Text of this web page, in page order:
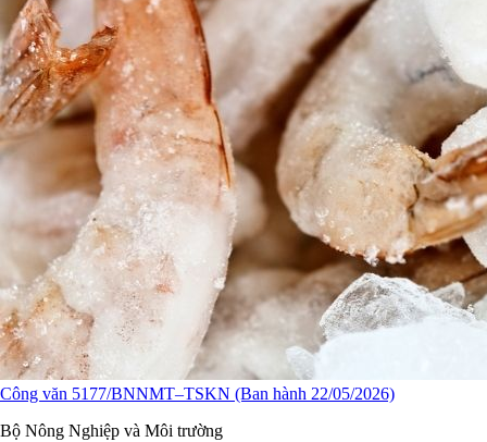
Công văn 5177/BNNMT–TSKN (Ban hành 22/05/2026)
Bộ Nông Nghiệp và Môi trường